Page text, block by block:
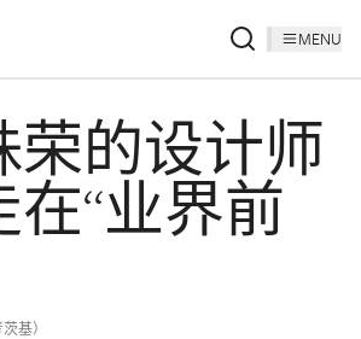
MENU
荣的设计师
在“业界前
基）